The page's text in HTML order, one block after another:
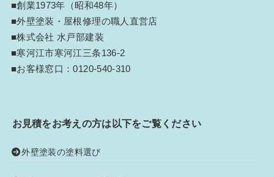
■創業1973年（昭和48年）
■外壁塗装・屋根修理の職人直営店
■株式会社 水戸部建装
■寒河江市寒河江三条136-2
■お客様窓口：0120-540-310
お見積をお考えの方は以下をご覧ください
外壁塗装の塗料選び